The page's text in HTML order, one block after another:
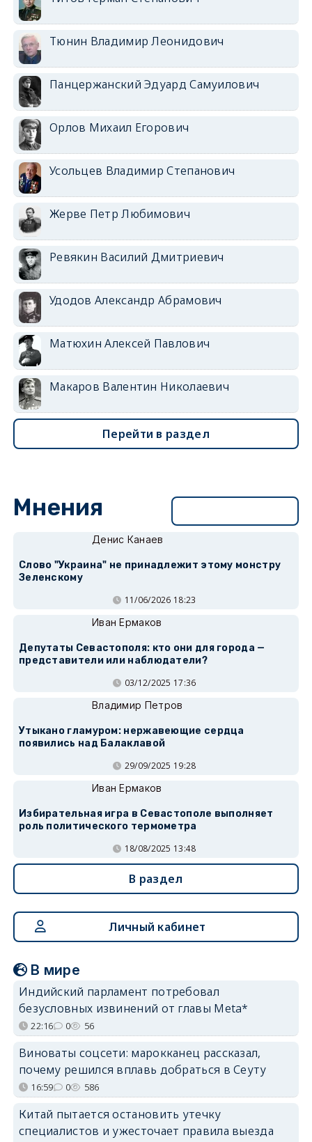
Тюнин Владимир Леонидович
Панцержанский Эдуард Самуилович
Орлов Михаил Егорович
Усольцев Владимир Степанович
Жерве Петр Любимович
Ревякин Василий Дмитриевич
Удодов Александр Абрамович
Матюхин Алексей Павлович
Макаров Валентин Николаевич
Перейти в раздел
Мнения
Денис Канаев
Слово "Украина" не принадлежит этому монстру
Зеленскому
11/06/2026 18:23
Иван Ермаков
Депутаты Севастополя: кто они для города —
представители или наблюдатели?
03/12/2025 17:36
Владимир Петров
Утыкано гламуром: нержавеющие сердца
появились над Балаклавой
29/09/2025 19:28
Иван Ермаков
Избирательная игра в Севастополе выполняет
роль политического термометра
18/08/2025 13:48
В раздел
Личный кабинет
В мире
Индийский парламент потребовал
безусловных извинений от главы Meta*
22:16 0 56
Виноваты соцсети: марокканец рассказал,
почему решился вплавь добраться в Сеуту
16:59 0 586
Китай пытается остановить утечку
специалистов и ужесточает правила выезда